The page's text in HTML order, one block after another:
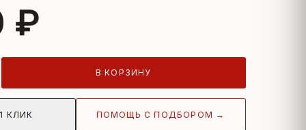
₽
В КОРЗИНУ
КЛИК ПОМОЩЬ С ПОДБОРОМ →